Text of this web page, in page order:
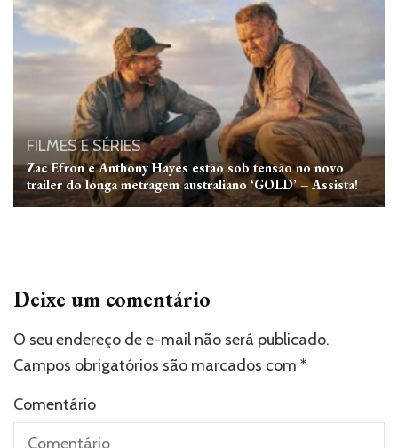
FILMES E SÉRIES
Zac Efron e Anthony Hayes estão sob tensão no novo
trailer do longa metragem australiano ‘GOLD’ – Assista!
Deixe um comentário
O seu endereço de e-mail não será publicado.
Campos obrigatórios são marcados com *
Comentário